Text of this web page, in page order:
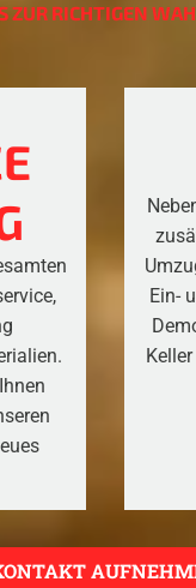
ZUR RICHTIGEN
Ein-